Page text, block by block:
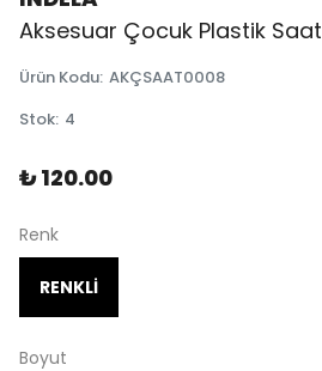
Aksesuar Çocuk Plastik Saat
Ürün Kodu: AKÇSAAT0008
Stok: 4
₺ 120.00
Renk
RENKLİ
Boyut